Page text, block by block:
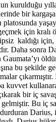
kurulduğu
bir
platosunda
için
kaldığı
Daha sonra
Gaumata’yı
bu şekilde
kuvvet
bir iç
Bu iç
Darius,